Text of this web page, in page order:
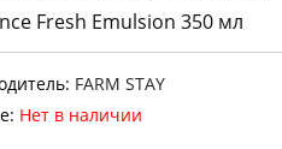
Fresh Emulsion 350 мл
FARM STAY
Нет в наличии